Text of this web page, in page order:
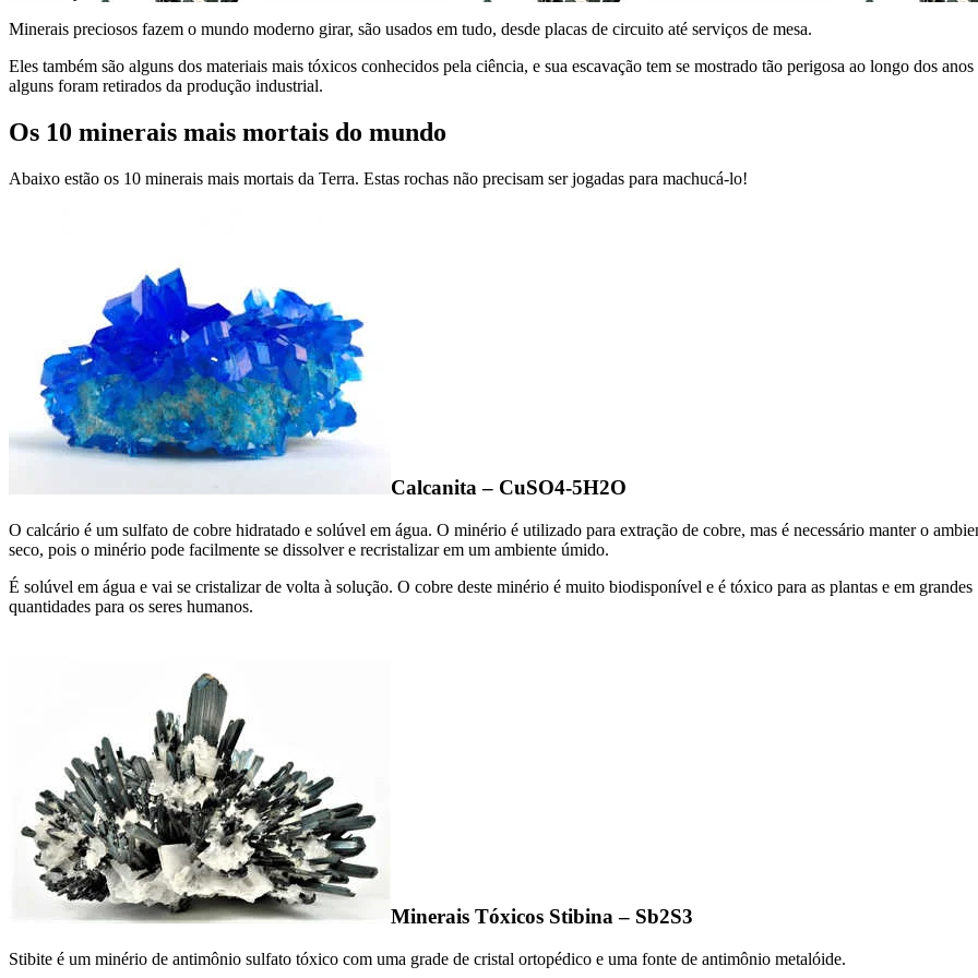
Minerais preciosos fazem o mundo moderno girar, são usados em tudo, desde placas de circuito até serviços de mesa.
Eles também são alguns dos materiais mais tóxicos conhecidos pela ciência, e sua escavação tem se mostrado tão perigosa ao longo dos anos
alguns foram retirados da produção industrial.
Os 10 minerais mais mortais do mundo
Abaixo estão os 10 minerais mais mortais da Terra. Estas rochas não precisam ser jogadas para machucá-lo!
Calcanita – CuSO4-5H2O
O calcário é um sulfato de cobre hidratado e solúvel em água. O minério é utilizado para extração de cobre, mas é necessário manter o
seco, pois o minério pode facilmente se dissolver e recristalizar em um ambiente úmido.
É solúvel em água e vai se cristalizar de volta à solução. O cobre deste minério é muito biodisponível e é tóxico para as plantas e em grandes
quantidades para os seres humanos.
Minerais Tóxicos Stibina – Sb2S3
Stibite é um minério de antimônio sulfato tóxico com uma grade de cristal ortopédico e uma fonte de antimônio metalóide.